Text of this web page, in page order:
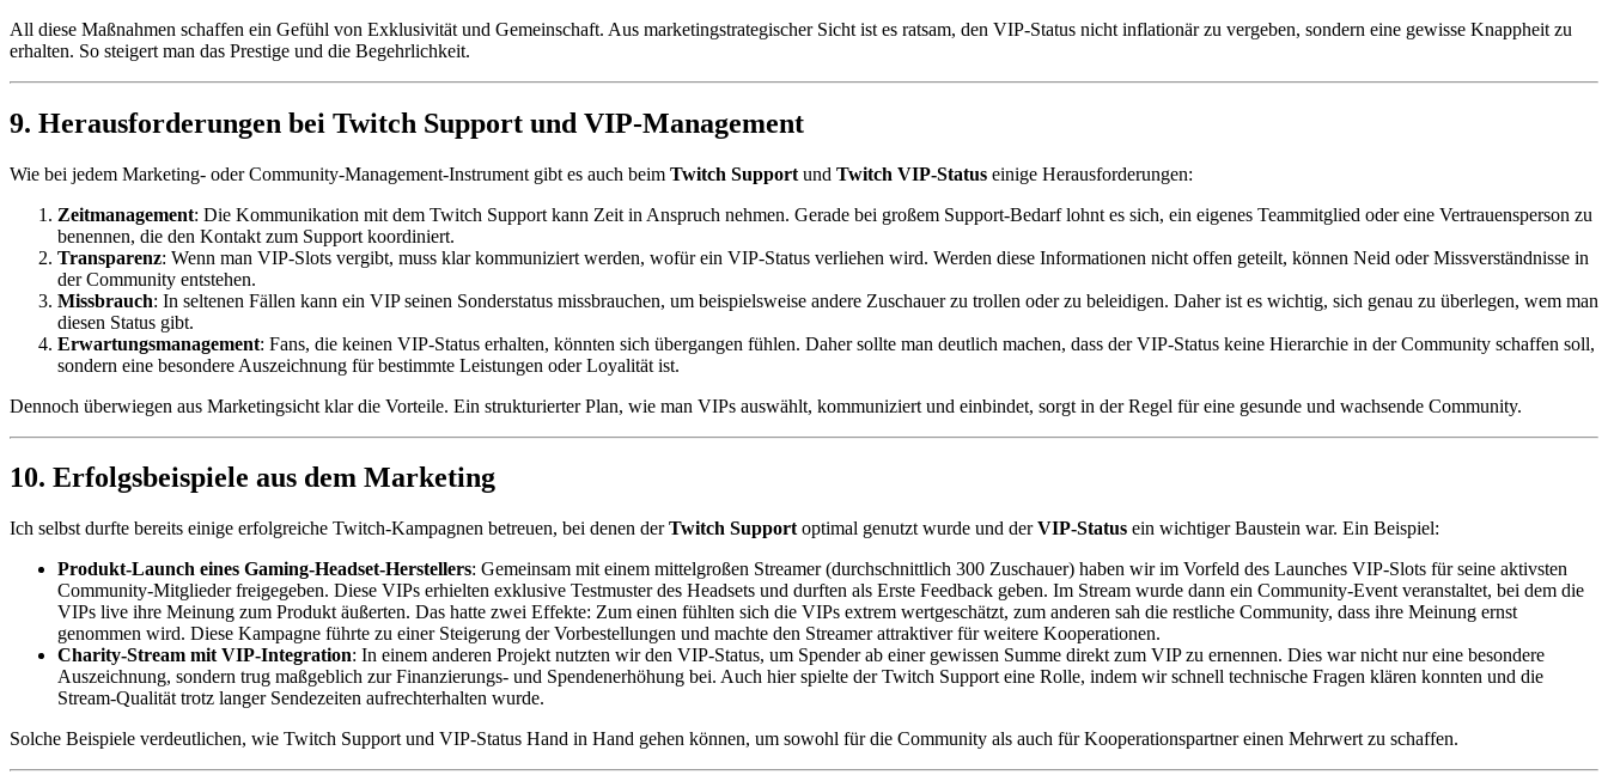
All diese Maßnahmen schaffen ein Gefühl von Exklusivität und Gemeinschaft. Aus marketingstrategischer Sicht ist es ratsam, den VIP-Status nicht inflationär zu vergeben, sondern eine gewisse Knappheit zu
erhalten. So steigert man das Prestige und die Begehrlichkeit.
9. Herausforderungen bei Twitch Support und VIP-Management
Wie bei jedem Marketing- oder Community-Management-Instrument gibt es auch beim Twitch Support und Twitch VIP-Status einige Herausforderungen:
Zeitmanagement: Die Kommunikation mit dem Twitch Support kann Zeit in Anspruch nehmen. Gerade bei großem Support-Bedarf lohnt es sich, ein eigenes Teammitglied oder eine Vertrauensperson zu
benennen, die den Kontakt zum Support koordiniert.
Transparenz: Wenn man VIP-Slots vergibt, muss klar kommuniziert werden, wofür ein VIP-Status verliehen wird. Werden diese Informationen nicht offen geteilt, können Neid oder Missverständnisse in
der Community entstehen.
Missbrauch: In seltenen Fällen kann ein VIP seinen Sonderstatus missbrauchen, um beispielsweise andere Zuschauer zu trollen oder zu beleidigen. Daher ist es wichtig, sich genau zu überlegen, wem man
diesen Status gibt.
Erwartungsmanagement: Fans, die keinen VIP-Status erhalten, könnten sich übergangen fühlen. Daher sollte man deutlich machen, dass der VIP-Status keine Hierarchie in der Community schaffen soll,
sondern eine besondere Auszeichnung für bestimmte Leistungen oder Loyalität ist.
Dennoch überwiegen aus Marketingsicht klar die Vorteile. Ein strukturierter Plan, wie man VIPs auswählt, kommuniziert und einbindet, sorgt in der Regel für eine gesunde und wachsende Community.
10. Erfolgsbeispiele aus dem Marketing
Ich selbst durfte bereits einige erfolgreiche Twitch-Kampagnen betreuen, bei denen derTwitch Support optimal genutzt wurde und derVIP-Status ein wichtiger Baustein war. Ein Beispiel:
Produkt-Launch eines Gaming-Headset-Herstellers: Gemeinsam mit einem mittelgroßen Streamer (durchschnittlich 300 Zuschauer) haben wir im Vorfeld des Launches VIP-Slots für seine aktivsten
Community-Mitglieder freigegeben. Diese VIPs erhielten exklusive Testmuster des Headsets und durften als Erste Feedback geben. Im Stream wurde dann ein Community-Event veranstaltet, bei dem die
VIPs live ihre Meinung zum Produkt äußerten. Das hatte zwei Effekte: Zum einen fühlten sich die VIPs extrem wertgeschätzt, zum anderen sah die restliche Community, dass ihre Meinung ernst
genommen wird. Diese Kampagne führte zu einer Steigerung der Vorbestellungen und machte den Streamer attraktiver für weitere Kooperationen.
Charity-Stream mit VIP-Integration: In einem anderen Projekt nutzten wir den VIP-Status, um Spender ab einer gewissen Summe direkt zum VIP zu ernennen. Dies war nicht nur eine besondere
Auszeichnung, sondern trug maßgeblich zur Finanzierungs- und Spendenerhöhung bei. Auch hier spielte der Twitch Support eine Rolle, indem wir schnell technische Fragen klären konnten und die
Stream-Qualität trotz langer Sendezeiten aufrechterhalten wurde.
Solche Beispiele verdeutlichen, wie Twitch Support und VIP-Status Hand in Hand gehen können, um sowohl für die Community als auch für Kooperationspartner einen Mehrwert zu schaffen.